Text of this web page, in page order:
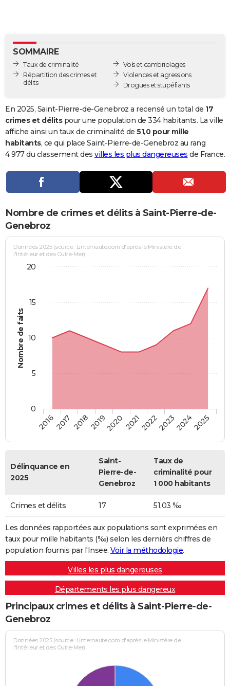
BONS PLANS
CARTE DE VOEUX
Dictionnaire
Biographies
Citations
Expressions
Proverbes
PROGRAMME TV
S'inscrire
Se connecter
Lycées
Collèges
Primaires
Universités
Entreprises
Service militaire
Avis de recherche
AVIS DE DÉCÈS
SOMMAIRE
Taux de criminalité
Répartition des crimes et
délits
Vols et cambriolages
Violences et agressions
Drogues et stupéfiants
En 2025, Saint-Pierre-de-Genebroz a recensé un total de 17
crimes et délitspour une population de 334 habitants. La ville
affiche ainsi un taux de criminalité de 51,0 pour mille
habitants, ce qui place Saint-Pierre-de-Genebroz au rang
4 977 du classement des villes les plus dangereuses de France.
Nombre de crimes et délits à Saint-Pierre-de-
Genebroz
Nombre de faits
Données 2025 (source : Linternaute.com d'après le Ministère de
l'Intérieur et des Outre-Mer)
20162017 20182019202020212022202320242025
0
5
10
15
20
Délinquance en
2025
Saint-
Pierre-de-
Genebroz
Taux de
criminalité pour
1 000 habitants
Crimes et délits 17 51,03 ‰
Les données rapportées aux populations sont exprimées en
taux pour mille habitants (‰) selon les dernièrs chiffres de
population fournis par l'Insee. Voir la méthodologie.
Villes les plus dangereuses
Départements les plus dangereux
Principaux crimes et délits à Saint-Pierre-de-
Genebroz
Données 2025 (source : Linternaute.com d'après le Ministère de
l'Intérieur et des Outre-Mer)